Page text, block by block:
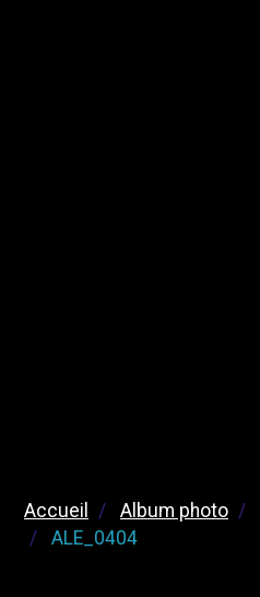
Accueil Album photo
ALE_0404